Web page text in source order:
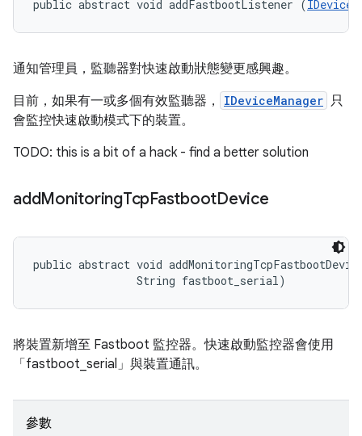
public abstract void addFastbootListener (
通知管理員，監聽器對快速啟動狀態變更感興趣。
目前，如果有一或多個有效監聽器，
IDeviceManager 只
會監控快速啟動模式下的裝置。
TODO: this is a bit of a hack - find a better solution
addMonitoringTcpFastbootDevice
public abstract void
                String fastboot_serial)
將裝置新增至 Fastboot 監控器。快速啟動監控器會使用
「fastboot_serial」與裝置通訊。
參數